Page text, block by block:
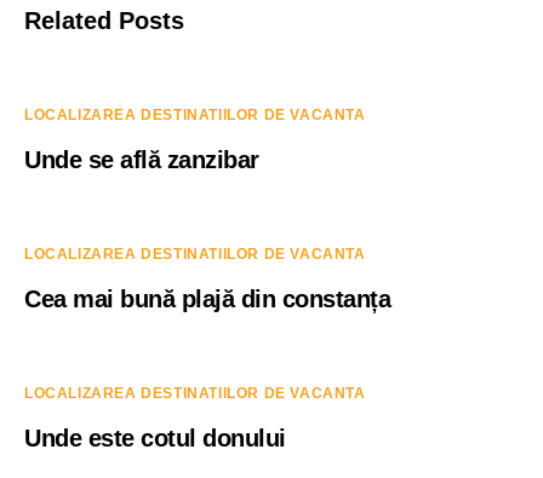
Related Posts
LOCALIZAREA DESTINATIILOR DE VACANTA
Unde se află zanzibar
LOCALIZAREA DESTINATIILOR DE VACANTA
Cea mai bună plajă din constanța
LOCALIZAREA DESTINATIILOR DE VACANTA
Unde este cotul donului